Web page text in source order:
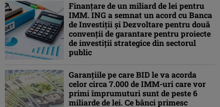
Finanţare de un miliard de lei pentru
IMM. ING a semnat un acord cu Banca
de Investiţii şi Dezvoltare pentru două
convenţii de garantare pentru proiecte
de investiţii strategice din sectorul
public
Garanțiile pe care BID le va acorda
celor circa 7.000 de IMM-uri care vor
primi împrumuturi sunt de peste 6
miliarde de lei. Ce bănci primesc